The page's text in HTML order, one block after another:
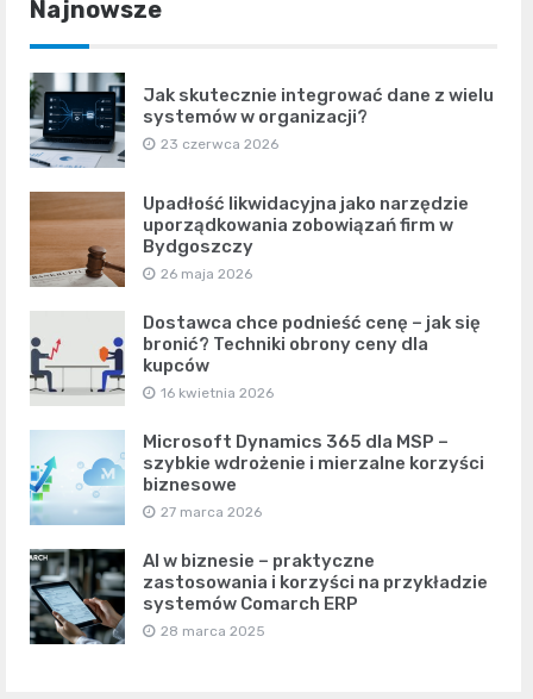
Najnowsze
Jak skutecznie integrować dane z wielu
systemów w organizacji?
23 czerwca 2026
Upadłość likwidacyjna jako narzędzie
uporządkowania zobowiązań firm w
Bydgoszczy
26 maja 2026
Dostawca chce podnieść cenę – jak się
bronić? Techniki obrony ceny dla
kupców
16 kwietnia 2026
Microsoft Dynamics 365 dla MSP –
szybkie wdrożenie i mierzalne korzyści
biznesowe
27 marca 2026
AI w biznesie – praktyczne
zastosowania i korzyści na przykładzie
systemów Comarch ERP
28 marca 2025